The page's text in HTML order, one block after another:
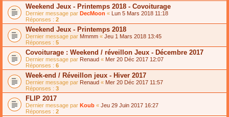
Weekend Jeux - Printemps 2018 - Covoiturage
Dernier message par DecMoon « Lun 5 Mars 2018 11:18
Réponses : 2
Weekend Jeux - Printemps 2018
Dernier message par Mmmm « Jeu 1 Mars 2018 13:45
Réponses : 5
Covoiturage : Weekend / réveillon Jeux - Décembre 2017
Dernier message par Renaud « Mer 20 Déc 2017 12:07
Réponses : 6
Week-end / Réveillon jeux - Hiver 2017
Dernier message par Renaud « Mer 20 Déc 2017 11:57
Réponses : 3
FLIP 2017
Dernier message par Koub « Jeu 29 Juin 2017 16:27
Réponses : 2